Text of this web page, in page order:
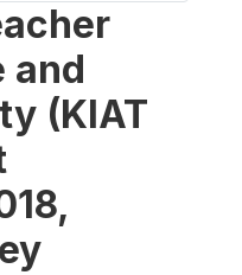
and
(KIAT